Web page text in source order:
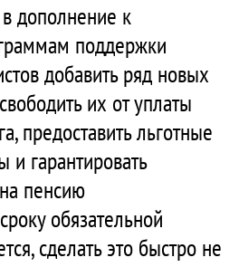
дополнение к
поддержки
добавить ряд новых
их от уплаты
предоставить льготные
и гарантировать
пенсию
обязательной
сделать это быстро не